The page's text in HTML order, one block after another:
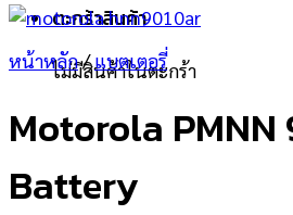
ตะกร้าสินค้า
ไม่มีสินค้าในตะกร้า
หน้าหลัก/ แบตเตอรี่
Motorola PMNN
Battery